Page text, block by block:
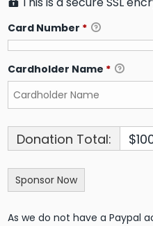
Card Number *
Cardholder Name *
Donation Total:
As we do not have a Paypal